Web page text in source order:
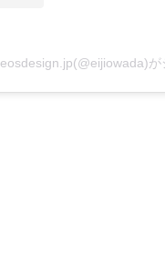
eosdesign.jp(@eijiowada)が